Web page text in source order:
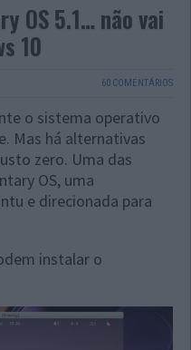
OS 5.1… não vai
10
60 COMENTÁRIOS
o sistema operativo
Mas há alternativas
zero. Uma das
OS, uma
e direcionada para
instalar o